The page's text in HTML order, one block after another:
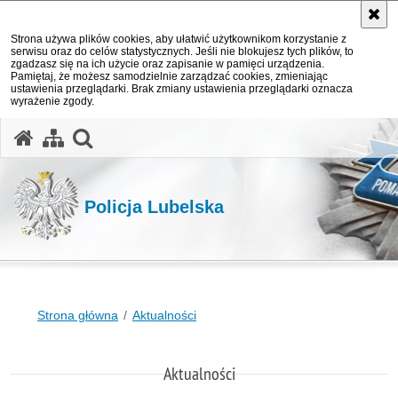
Strona używa plików cookies, aby ułatwić użytkownikom korzystanie z
serwisu oraz do celów statystycznych. Jeśli nie blokujesz tych plików, to
zgadzasz się na ich użycie oraz zapisanie w pamięci urządzenia.
Pamiętaj, że możesz samodzielnie zarządzać cookies, zmieniając
ustawienia przeglądarki. Brak zmiany ustawienia przeglądarki oznacza
wyrażenie zgody.
Policja Lubelska
Strona główna Aktualności
Aktualności